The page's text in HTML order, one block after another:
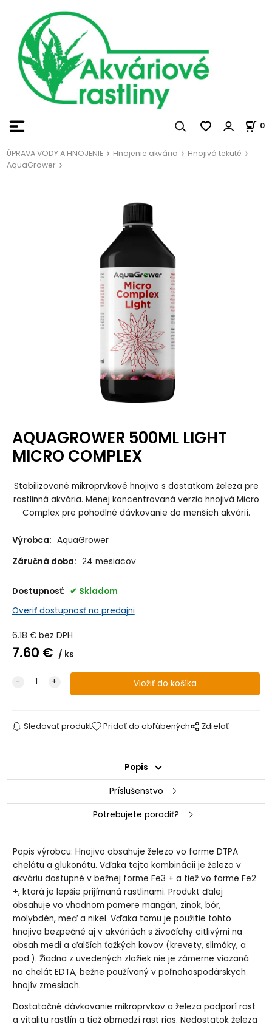
0
ÚPRAVA VODY A HNOJENIE Hnojenie akvária
Hnojivá tekuté
AquaGrower
AQUAGROWER 500ML LIGHT
MICRO COMPLEX
Stabilizované mikroprvkové hnojivo s dostatkom železa pre
rastlinná akvária. Menej koncentrovaná verzia hnojivá Micro
Complex pre pohodlné dávkovanie do menších akvárií.
Výrobca: AquaGrower
Záručná doba: 24 mesiacov
Dostupnosť:
Skladom
Overiť dostupnosť na predajni
6.18 € bez DPH
7.60 € ks
Sledovať produkt Pridať do obľúbených Zdielať
Popis
Príslušenstvo
Potrebujete poradiť?
Popis výrobcu: Hnojivo obsahuje železo vo forme DTPA
chelátu a glukonátu. Vďaka tejto kombinácii je železo v
akváriu dostupné v bežnej forme Fe3 + a tiež vo forme Fe2
+, ktorá je lepšie prijímaná rastlinami. Produkt ďalej
obsahuje vo vhodnom pomere mangán, zinok, bór,
molybdén, meď a nikel. Vďaka tomu je použitie tohto
hnojiva bezpečné aj v akváriách s živočíchy citlivými na
obsah medi a ďalších ťažkých kovov (krevety, slimáky, a
pod.). Žiadna z uvedených zložiek nie je zámerne viazaná
na chelát EDTA, bežne používaný v poľnohospodárskych
hnojív zmesiach.
Dostatočné dávkovanie mikroprvkov a železa podporí rast
a vitalitu rastlín a tiež obmedzí rast rias. Nedostatok železa